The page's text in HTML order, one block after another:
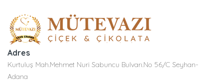
Adres
Kurtuluş Mah.Mehmet Nuri Sabuncu Bulvarı.No 56/C Seyhan-
Adana